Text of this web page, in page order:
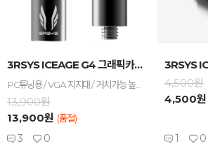
3RSYS ICEAGE G4 그래픽카드 지지대...
PC튜닝용 / VGA 지지대 / 거치가능 높이: 49.5 ~ 116.5mm
13,900원
13,900원 (품절)
3 0
4,500원
4,500원
1 0